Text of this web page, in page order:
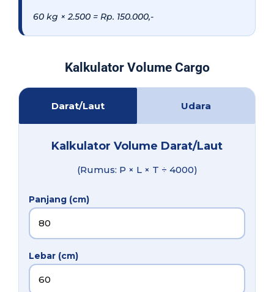
60 kg × 2.500 = Rp. 150.000,-
Kalkulator Volume Cargo
Darat/Laut Udara
Kalkulator Volume Darat/Laut
(Rumus: P × L × T ÷ 4000)
Panjang (cm)
Lebar (cm)